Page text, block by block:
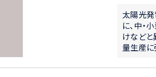
太陽光発
に、中
けなど
量生産